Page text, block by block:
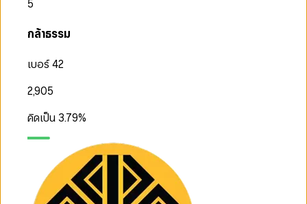
5
กล้าธรรม
เบอร์ 42
2,905
คิดเป็น 3.79%